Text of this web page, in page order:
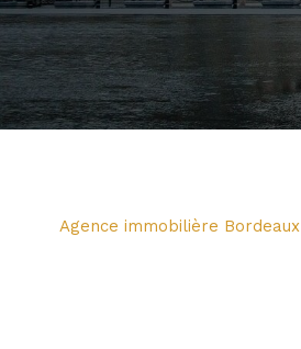
Agence immobilière Bordeaux